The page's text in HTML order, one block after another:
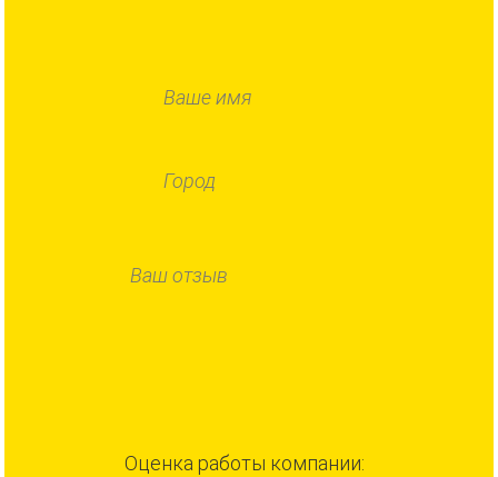
Оценка работы компании: